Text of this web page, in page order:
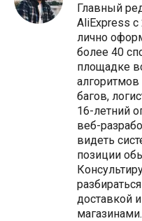
Главный
AliExpress
лично
более 40
площадке
алгоритмов
багов,
16-летний
веб-
видеть
позиции
доставкой
магазинами.